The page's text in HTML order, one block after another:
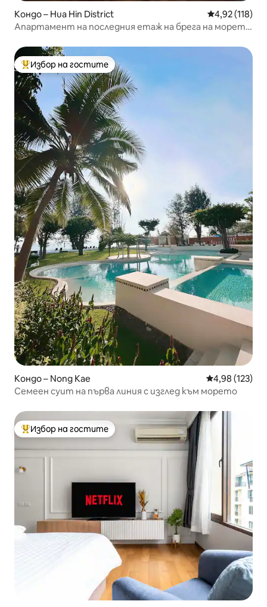
Кондо – Hua Hin District Средна
4,92 (118)
Апартамент на последния етаж на брега на морето
Най-популярен избор на гостите
Избор на гостите
Кондо – Nong Kae Средна
4,98 (123)
Семеен суит на първа линия с изглед към морето
Най-популярен избор на гостите
Избор на гостите